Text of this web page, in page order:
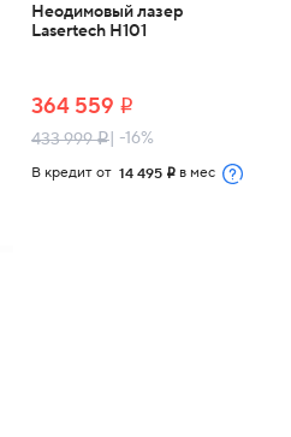
Неодимовый лазер
Lasertech H101
364 559 i
433 999i | -16%
В кредит от 14 495 i в мес